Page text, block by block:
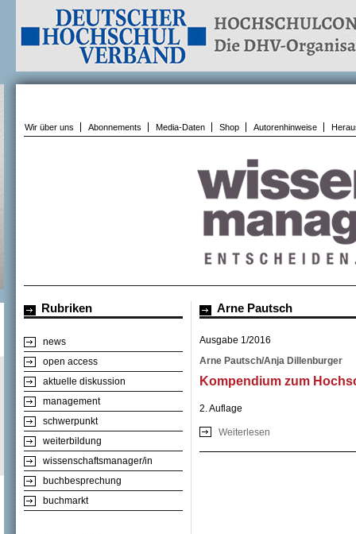
Wir über uns Abonnements Media-Daten Shop Autorenhinweise
Rubriken
news
open access
aktuelle diskussion
management
schwerpunkt
weiterbildung
wissenschaftsmanager/in
buchbesprechung
buchmarkt
Arne Pautsch
Ausgabe 1/2016
Arne Pautsch/Anja Dillenburger
Kompendium zum
2. Auflage
Weiterlesen